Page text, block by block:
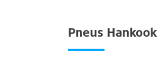
Pneus